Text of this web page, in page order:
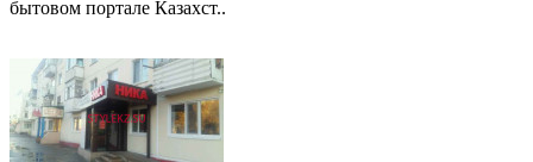
бытовом портале Казахст..